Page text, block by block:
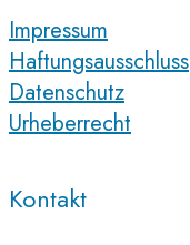
Impressum
Haftungsausschluss
Datenschutz
Urheberrecht
Kontakt